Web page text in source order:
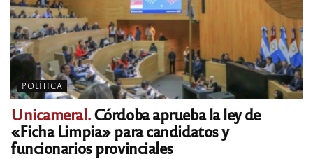
POLÍTICA
Unicameral.Córdoba aprueba la ley de
«Ficha Limpia» para candidatos y
funcionarios provinciales